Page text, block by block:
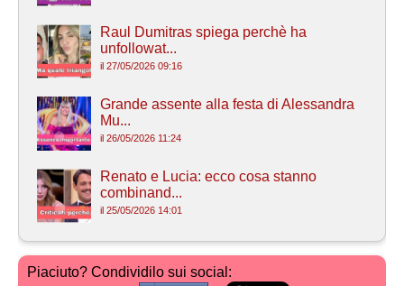
Raul Dumitras spiega perchè ha
unfollowat...
il 27/05/2026 09:16
Grande assente alla festa di Alessandra
Mu...
il 26/05/2026 11:24
Renato e Lucia: ecco cosa stanno
combinand...
il 25/05/2026 14:01
Piaciuto? Condividilo sui social: